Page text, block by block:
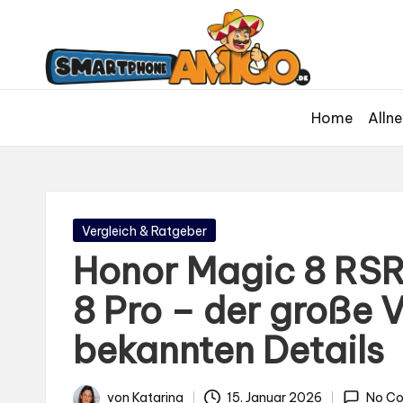
m
a
Begleiter
in
Home
Gepostet
Vergleich & Ratgeber
Honor Magic 8
8 Pro – der große
bekannten Details
von Katarina 15. Januar 2026 No